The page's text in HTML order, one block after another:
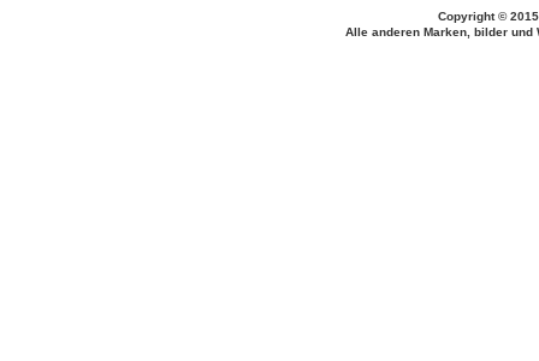
Copyright ©
Alle anderen Marken, bilder und